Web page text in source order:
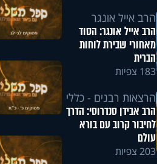
הרב אייל אונגר
הרב אייל אונגר: הסוד
מאחורי שבירת לוחות
הברית
183 צפיות
הרצאות רבנים - כללי
הרב אבידן סנדרוסי: הדרך
לחיבור קרוב עם בורא
עולם
203 צפיות